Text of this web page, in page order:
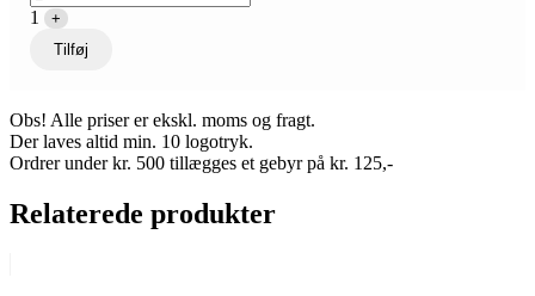
1
+
Tilføj
Obs! Alle priser er ekskl. moms og fragt.
Der laves altid min. 10 logotryk.
Ordrer under kr. 500 tillægges et gebyr på kr. 125,-
Relaterede produkter